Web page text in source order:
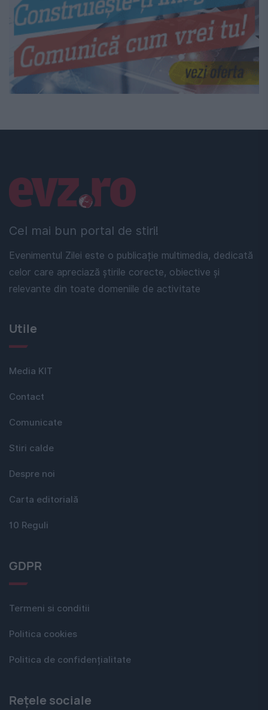
Cel mai bun portal de stiri!
Evenimentul Zilei este o publicație multimedia, dedicată
celor care apreciază știrile corecte, obiective și
relevante din toate domeniile de activitate
Linkuri utile
Utile
Media KIT
Contact
Comunicate
Stiri calde
Despre noi
Carta editorială
10 Reguli
GDPR
Termeni si conditii
Politica cookies
Politica de confidențialitate
Rețele sociale